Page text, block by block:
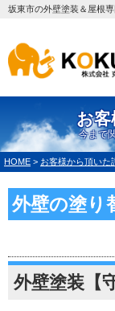
坂東市の外壁塗装＆屋根
お
今まで
HOME > お客様から頂いた
外壁の塗
外壁塗装【